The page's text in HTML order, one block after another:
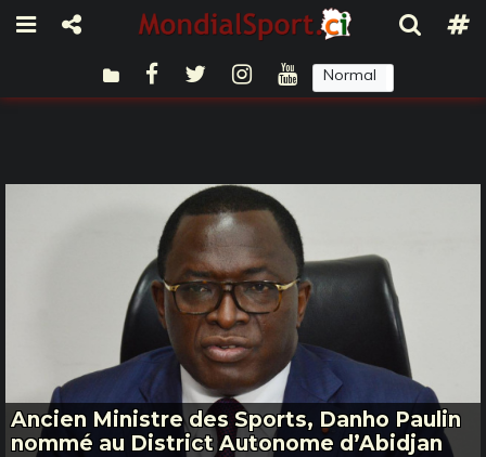
Normal
Ancien Ministre des Sports, Danho Paulin
nommé au District Autonome d’Abidjan